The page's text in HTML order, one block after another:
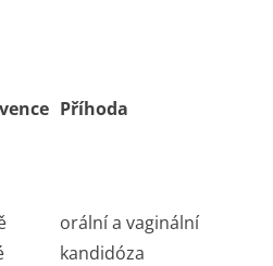
Příhoda
orální a vaginální
kandidóza